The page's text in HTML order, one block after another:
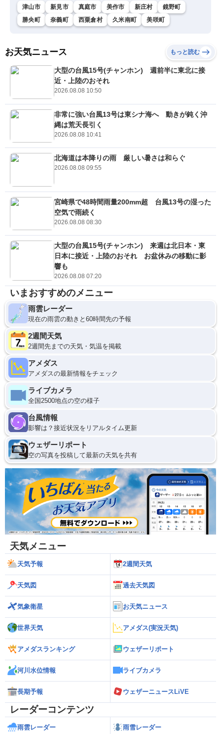
津山市 新見市 真庭市 美作市 新庄村
鏡野町
勝央町
奈義町 西粟倉村 久米南町 美咲町
お天気ニュース もっと読む
大型の台風15号(チャンホン) 週前半に東北に接
近・上陸のおそれ
2026.08.08 10:50
非常に強い台風13号は東シナ海へ 動きが鈍く沖
縄は荒天長引く
2026.08.08 10:41
北海道は本降りの雨 厳しい暑さは和らぐ
2026.08.08 09:55
宮崎県で48時間雨量200mm超 台風13号の湿った
空気で雨続く
2026.08.08 08:30
大型の台風15号(チャンホン) 来週は北日本・東
日本に接近・上陸のおそれ お盆休みの移動に影
響も
2026.08.08 07:20
いまおすすめのメニュー
雨雲レーダー
現在の雨雲の動きと60時間先の予報
2週間天気
2週間先までの天気・気温を掲載
アメダス
アメダスの最新情報をチェック
ライブカメラ
全国2500地点の空の様子
台風情報
影響は？接近状況をリアルタイム更新
ウェザーリポート
空の写真を投稿して最新の天気を共有
天気メニュー
天気予報 2週間天気
天気図 過去天気図
気象衛星 お天気ニュース
世界天気 アメダス(実況天気)
アメダスランキング ウェザーリポート
河川水位情報 ライブカメラ
長期予報 ウェザーニュースLiVE
レーダーコンテンツ
雨雲レーダー 雨雪レーダー